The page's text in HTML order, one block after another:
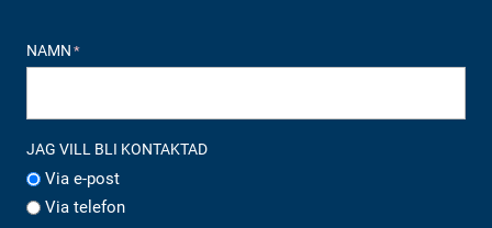
NAMN *
JAG VILL BLI KONTAKTAD
Via e-post
Via telefon